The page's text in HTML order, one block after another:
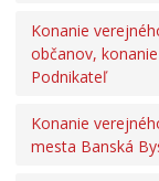
Ochrana
Konanie
občanov,
Podnikateľ
Konanie
mesta Banská